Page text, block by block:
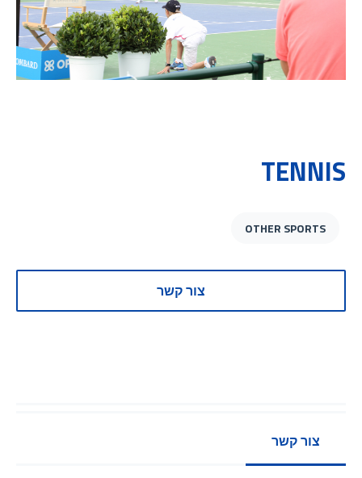
TENNIS
OTHER SPORTS
צור קשר
צור קשר